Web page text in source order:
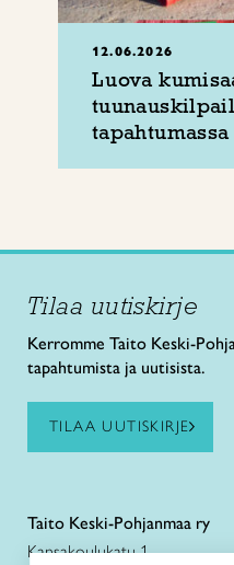
12.06.2026
Luova
tapahtumassa
Tilaa uutiskirje
Kerromme Taito Keski-
tapahtumista ja uutisista.
TILAA UUTISKIRJE
Taito Keski-Pohjanmaa ry
Kansakoulukatu 1